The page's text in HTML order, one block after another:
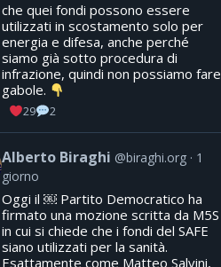
che quei fondi possono essere
utilizzati in scostamento solo per
energia e difesa, anche perché
siamo già sotto procedura di
infrazione, quindi non possiamo fare
gabole.
29 2
Alberto Biraghi @biraghi.org
1
giorno
Oggi il ￼ Partito Democratico ha
firmato una mozione scritta da M5S
in cui si chiede che i fondi del SAFE
siano utilizzati per la sanità.
Esattamente come Matteo Salvini,